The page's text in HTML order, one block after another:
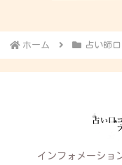
ホーム 占い師
インフォメーショ